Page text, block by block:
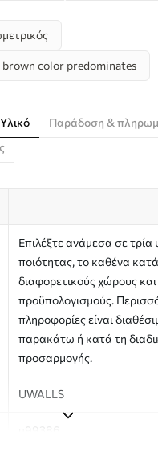
brown color predominates
Παράδοση &
Επιλέξτε ανάμεσα σε τρία
ποιότητας, το καθένα
διαφορετικούς χώρους και
προϋπολογισμούς.
πληροφορίες είναι
παρακάτω ή κατά τη
προσαρμογής.
UWALLS